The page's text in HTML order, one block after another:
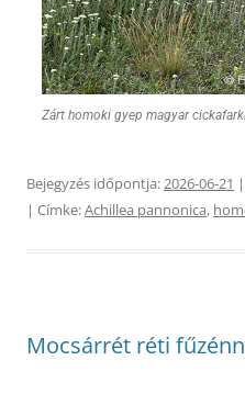
Zárt homoki gyep magyar
Bejegyzés időpontja:2026-06-21
| Címke:Achillea pannonica,
Mocsárrét réti